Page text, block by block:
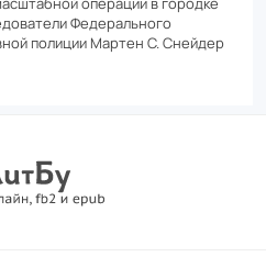
Феде­раль­ного
полиции Мартен С. Снейдер